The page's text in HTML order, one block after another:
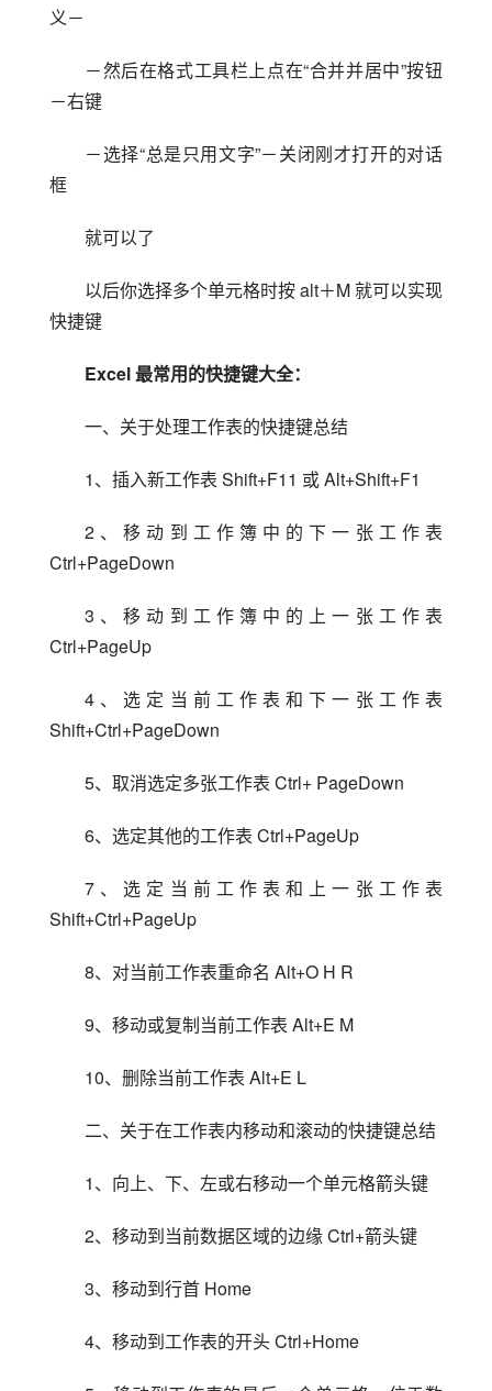
义－
－然后在格式工具栏上点在“合并并居中”按钮
－右键
－选择“总是只用文字”－关闭刚才打开的对话
框
就可以了
以后你选择多个单元格时按 alt＋M 就可以实现
快捷键
Excel 最常用的快捷键大全：
一、关于处理工作表的快捷键总结
1、插入新工作表 Shift+F11 或 Alt+Shift+F1
2、移动到工作簿中的下一张工作表
Ctrl+PageDown
3、移动到工作簿中的上一张工作表
Ctrl+PageUp
4、选定当前工作表和下一张工作表
Shift+Ctrl+PageDown
5、取消选定多张工作表 Ctrl+ PageDown
6、选定其他的工作表 Ctrl+PageUp
7、选定当前工作表和上一张工作表
Shift+Ctrl+PageUp
8、对当前工作表重命名 Alt+O H R
9、移动或复制当前工作表 Alt+E M
10、删除当前工作表 Alt+E L
二、关于在工作表内移动和滚动的快捷键总结
1、向上、下、左或右移动一个单元格箭头键
2、移动到当前数据区域的边缘 Ctrl+箭头键
3、移动到行首 Home
4、移动到工作表的开头 Ctrl+Home